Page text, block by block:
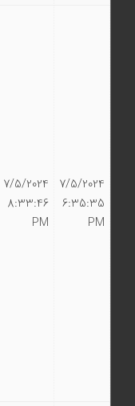
7/5/2024
6:35:35
PM
7/5/2024
8:33:46
PM